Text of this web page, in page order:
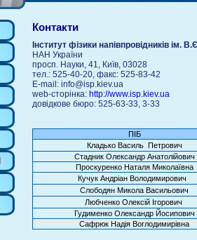
Контакти
Інститут фізики напівпровідників ім.
НАН України
просп. Науки, 41, Київ, 03028
тел.: 525-40-20, факс: 525-83-42
E-mail: info@isp.kiev.ua
web-сторінка: http://www.isp.kiev.ua
довідкове бюро: 525-63-33, 3-33
ПІБ
Кладько Василь Петрович
Стадник Олександр Анатолійович
Проскуренко Наталя Миколаївна
Кучук Андріан Володимирович
Слободян Микола Васильович
Любченко Олексій Ігорович
Гудименко Олександр Йосипович
Сафрюк Надія Воглодимирівна